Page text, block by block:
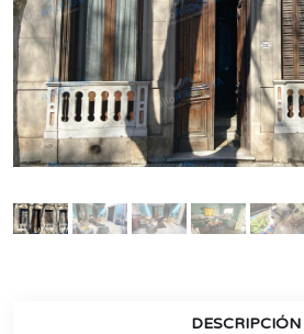
DESCRIPCIÓN